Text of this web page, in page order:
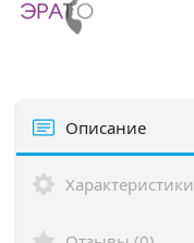
Описание
Характеристики